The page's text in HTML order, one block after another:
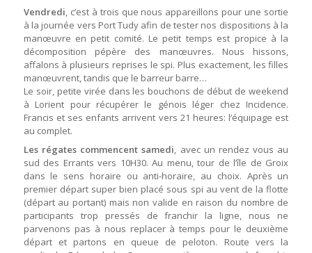
Vendredi, c’est à trois que nous appareillons pour une sortie
à la journée vers Port Tudy afin de tester nos dispositions à la
manœuvre en petit comité. Le petit temps est propice à la
décomposition pépère des manœuvres. Nous hissons,
affalons à plusieurs reprises le spi. Plus exactement, les filles
manœuvrent, tandis que le barreur barre…
Le soir, petite virée dans les bouchons de début de weekend
à Lorient pour récupérer le génois léger chez Incidence.
Francis et ses enfants arrivent vers 21 heures: l’équipage est
au complet.
Les régates commencent samedi, avec un rendez vous au
sud des Errants vers 10H30. Au menu, tour de l’île de Groix
dans le sens horaire ou anti-horaire, au choix. Après un
premier départ super bien placé sous spi au vent de la flotte
(départ au portant) mais non valide en raison du nombre de
participants trop pressés de franchir la ligne, nous ne
parvenons pas à nous replacer à temps pour le deuxième
départ et partons en queue de peloton. Route vers la